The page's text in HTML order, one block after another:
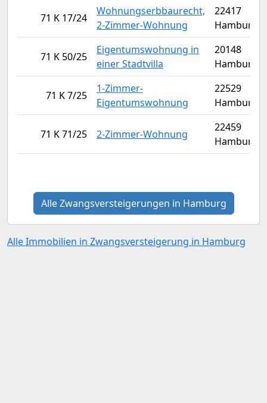
71 K 17/24
Wohnungserbbaurecht,
2-Zimmer-Wohnung
22417
Hamburg
71 K 50/25
Eigentumswohnung in
einer Stadtvilla
20148
Hamburg
71 K 7/25
1-Zimmer-
Eigentumswohnung
22529
Hamburg
71 K 71/25 2-Zimmer-Wohnung
22459
Hamburg
Alle Zwangsversteigerungen in Hamburg
Alle Immobilien in Zwangsversteigerung in Hamburg